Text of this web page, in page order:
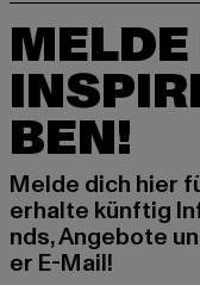
BEN!
Melde dich hier
erhalte künftig
nds, Angebote
er E-Mail!